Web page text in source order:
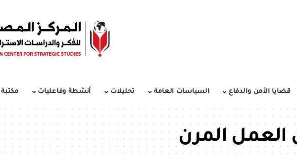
قضايا الأمن والدفاع السياسات العامة تحليلات أنشطة وفاعليات مكتبة
المرن